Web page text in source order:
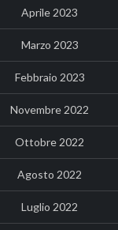
Aprile 2023
Marzo 2023
Febbraio 2023
Novembre 2022
Ottobre 2022
Agosto 2022
Luglio 2022